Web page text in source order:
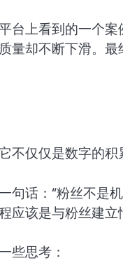
台上看到的一个
量却不断下滑。
仅仅是数字的积
句话：“粉丝不是
该是与粉丝建立
些思考：